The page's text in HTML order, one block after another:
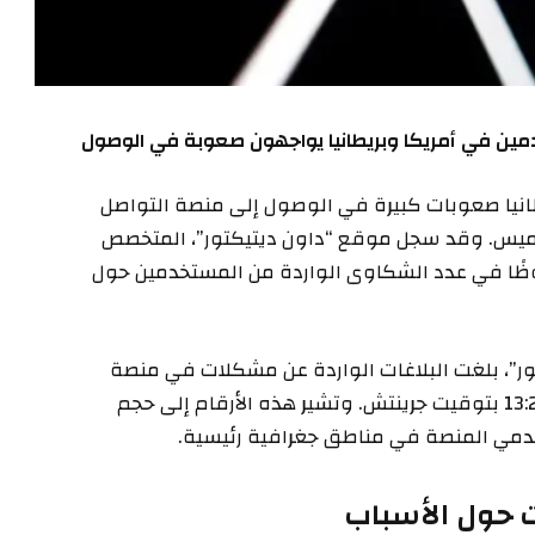
في أمريكا وبريطانيا يواجهون صعوبة في الوصول
صعوبات كبيرة في الوصول إلى منصة التواصل
وقد سجل موقع “داون ديتيكتور”، المتخصص
في عدد الشكاوى الواردة من المستخدمين حول
بلغت البلاغات الواردة عن مشكلات في منصة
“إكس” أكثر من 23 ألفًا و210 بلاغًا بحلول الساعة 13:24 بتوقيت جرينتش. وتشير هذه الأرقام إلى حجم
المنصة في مناطق جغرافية رئيسية.
حول الأسباب